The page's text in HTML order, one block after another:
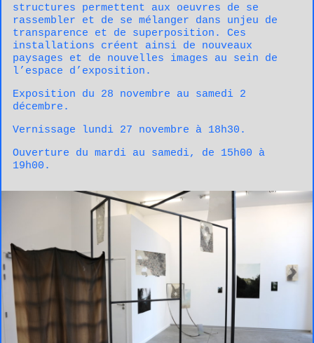
structures permettent aux oeuvres de se
rassembler et de se mélanger dans unjeu de
transparence et de superposition. Ces
installations créent ainsi de nouveaux
paysages et de nouvelles images au sein de
l’espace d’exposition.
Exposition du 28 novembre au samedi 2
décembre.
Vernissage lundi 27 novembre à 18h30.
Ouverture du mardi au samedi, de 15h00 à
19h00.